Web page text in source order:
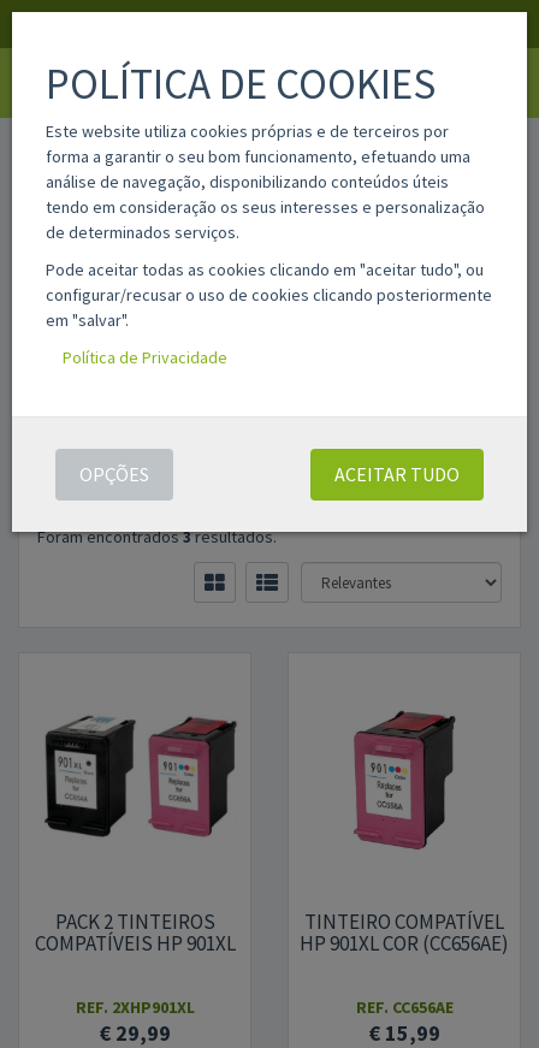
home pesquisa
Filtros
ASSISTENTE DE PESQUISA AVANÇADA
PESQUISAR
PRODUTOS
Foram encontrados3resultados.
PACK 2 TINTEIROS
COMPATÍVEIS HP 901XL
REF. 2XHP901XL
€ 29,99
TINTEIRO COMPATÍVEL
HP 901XL COR (CC656AE)
REF. CC656AE
€ 15,99
POLÍTICA DE COOKIES
Este website utiliza cookies próprias e de terceiros por
forma a garantir o seu bom funcionamento, efetuando uma
análise de navegação, disponibilizando conteúdos úteis
tendo em consideração os seus interesses e personalização
de determinados serviços.
Pode aceitar todas as cookies clicando em "aceitar tudo", ou
configurar/recusar o uso de cookies clicando posteriormente
em "salvar".
Política de Privacidade
ACEITAR TUDO
OPÇÕES